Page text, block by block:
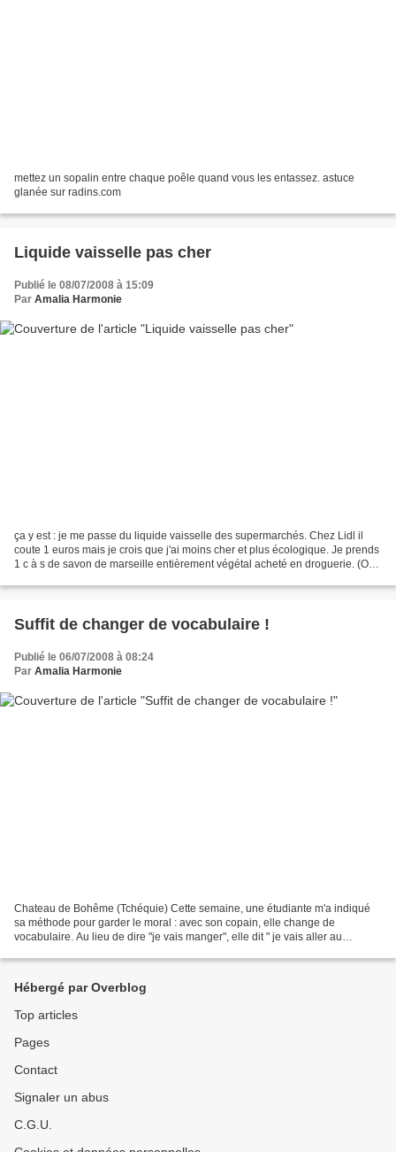
mettez un sopalin entre chaque poêle quand vous les entassez. astuce
glanée sur radins.com
Liquide vaisselle pas cher
Publié le 08/07/2008 à 15:09
Par Amalia Harmonie
ça y est : je me passe du liquide vaisselle des supermarchés. Chez Lidl il
coute 1 euros mais je crois que j'ai moins cher et plus écologique. Je prends
1 c à s de savon de marseille entièrement végétal acheté en droguerie. (On
Suffit de changer de vocabulaire !
Publié le 06/07/2008 à 08:24
Par Amalia Harmonie
Chateau de Bohême (Tchéquie) Cette semaine, une étudiante m'a indiqué
sa méthode pour garder le moral : avec son copain, elle change de
vocabulaire. Au lieu de dire "je vais manger", elle dit " je vais aller au
Hébergé par Overblog
Top articles
Pages
Contact
Signaler un abus
C.G.U.